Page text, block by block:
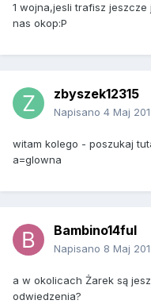
1 wojna,jesli trafisz
nas okop:P
zbyszek12315
Napisano 4 Maj
witam kolego - poszukaj
a=glowna
Bambino14ful
Napisano 8 Maj
a w okolicach Żarek są
odwiedzenia?